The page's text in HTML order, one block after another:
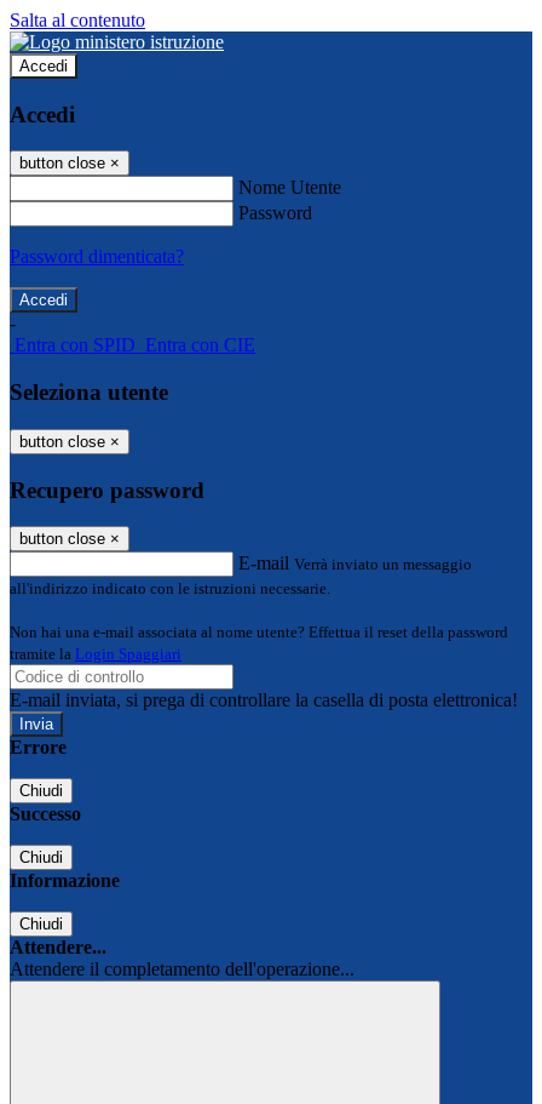
Salta al contenuto
Accedi
Accedi
button close ×
Nome Utente
Password
Password dimenticata?
-
Entra con SPID Entra con CIE
Seleziona utente
button close ×
Recupero password
button close ×
E-mail Verrà inviato un messaggio
all'indirizzo indicato con le istruzioni necessarie.
Non hai una e-mail associata al nome utente? Effettua il reset della password
tramite la Login Spaggiari
E-mail inviata, si prega di controllare la casella di posta elettronica!
Errore
Chiudi
Successo
Chiudi
Informazione
Chiudi
Attendere...
Attendere il completamento dell'operazione...